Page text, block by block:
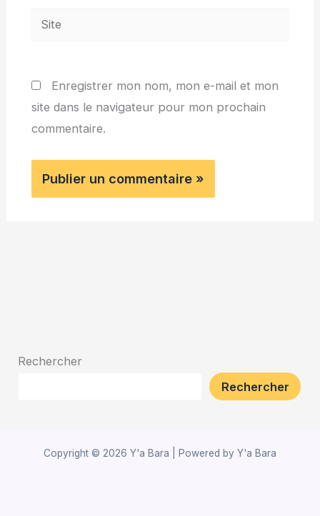
Site
Enregistrer mon nom, mon e-mail et mon
site dans le navigateur pour mon prochain
commentaire.
Rechercher
Rechercher
Copyright © 2026 Y'a Bara | Powered by Y'a Bara